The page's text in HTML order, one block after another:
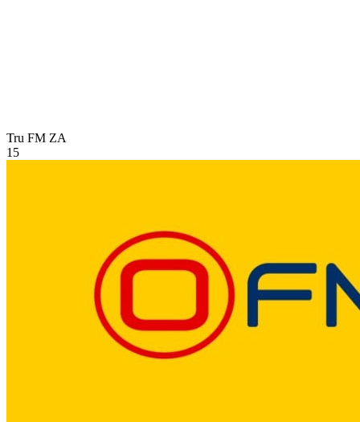
Tru FM ZA
15